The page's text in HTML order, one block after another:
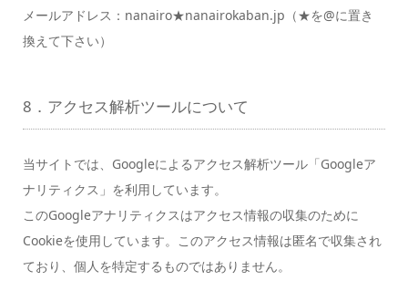
メールアドレス：nanairo★nanairokaban.jp（★を@に置き
換えて下さい）
8．アクセス解析ツールについて
当サイトでは、Googleによるアクセス解析ツール「Googleア
ナリティクス」を利用しています。
このGoogleアナリティクスはアクセス情報の収集のために
Cookieを使用しています。このアクセス情報は匿名で収集され
ており、個人を特定するものではありません。